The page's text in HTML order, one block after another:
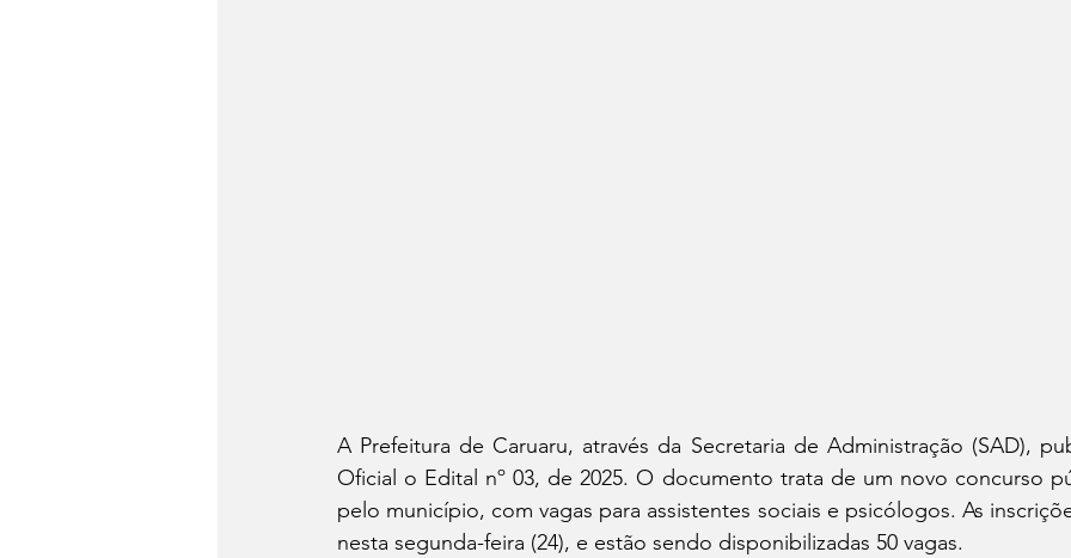
A Prefeitura de Caruaru, através da Secretaria de Administração (SAD),
Oficial o Edital nº 03, de 2025. O documento trata de um novo concurso
pelo município, com vagas para assistentes sociais e psicólogos. As
nesta segunda-feira (24), e estão sendo disponibilizadas 50 vagas.